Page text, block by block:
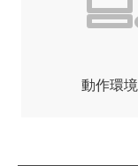
動作環境